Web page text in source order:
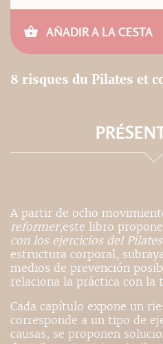
AÑADIR A LA CESTA
8 risques du Pilates et
A partir de ocho
reformer,este libro propone
con los ejercicios del Pilates
estructura corporal,
medios de prevención
relaciona la práctica con la
Cada capítulo expone un
corresponde a un tipo de
causas, se proponen